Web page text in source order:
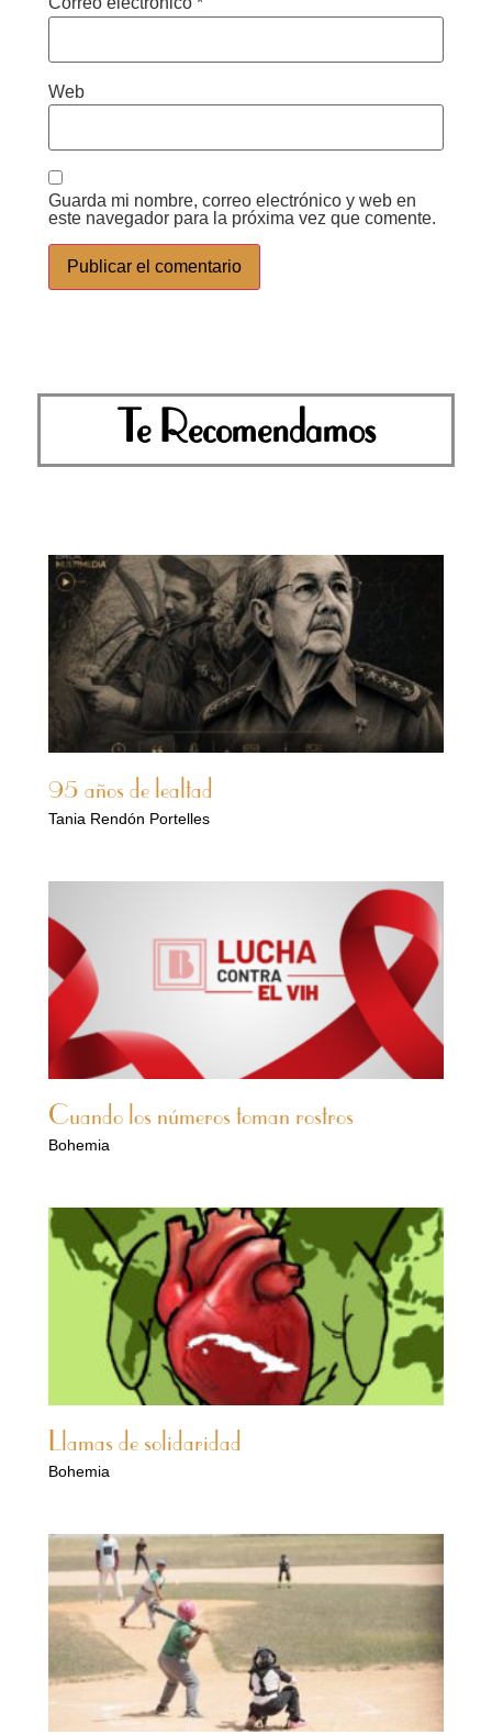
Web
Guarda mi nombre, correo electrónico y web en
este navegador para la próxima vez que comente.
Te Recomendamos
95 años de lealtad
Tania Rendón Portelles
Cuando los números toman rostros
Bohemia
Llamas de solidaridad
Bohemia